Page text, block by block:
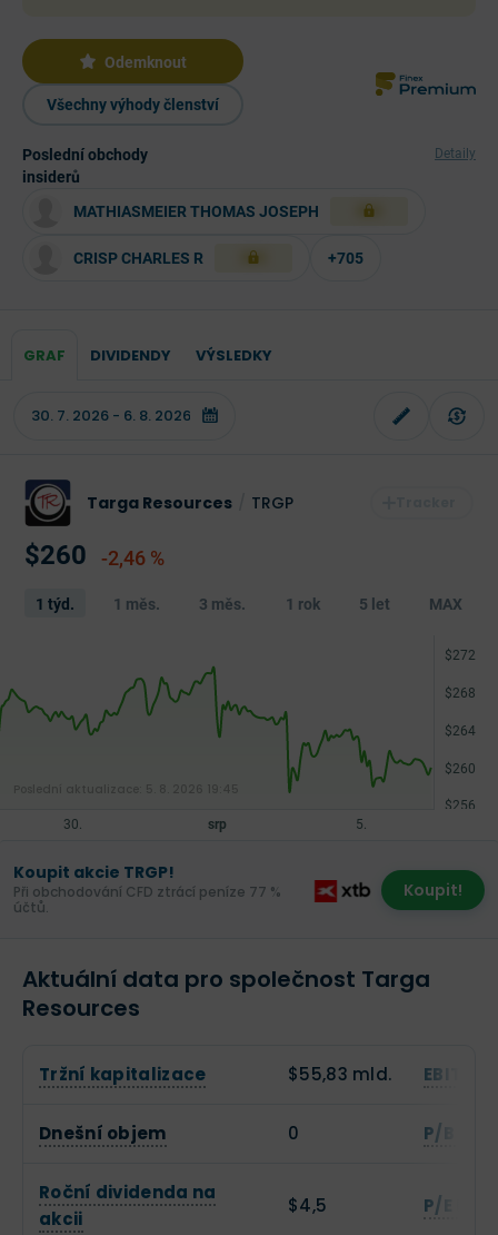
Odemknout
Všechny výhody členství
Poslední obchody
insiderů
Detaily
MATHIASMEIER THOMAS JOSEPH XXX
CRISP CHARLES R XXX +705
GRAF DIVIDENDY VÝSLEDKY
Targa Resources TRGP
$260 -2,46 %
1 týd. 1 měs. 3 měs. 1 rok 5 let MAX
Koupit akcie TRGP!
Při obchodování CFD ztrácí peníze 77 %
účtů.
Koupit!
Aktuální data pro společnost Targa
Resources
Tržní kapitalizace $55,83 mld. EBITDA
Dnešní objem 0 P/B
Roční dividenda na
akcii
$4,5 P/E